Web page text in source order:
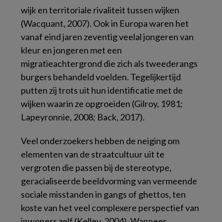
wijk en territoriale rivaliteit tussen wijken
(Wacquant, 2007). Ook in Europa waren het
vanaf eind jaren zeventig veelal jongeren van
kleur en jongeren met een
migratieachtergrond die zich als tweederangs
burgers behandeld voelden. Tegelijkertijd
putten zij trots uit hun identificatie met de
wijken waarin ze opgroeiden (Gilroy, 1981;
Lapeyronnie, 2008; Back, 2017).
Veel onderzoekers hebben de neiging om
elementen van de straatcultuur uit te
vergroten die passen bij de stereotype,
geracialiseerde beeldvorming van vermeende
sociale misstanden in gangs of ghettos, ten
koste van het veel complexere perspectief van